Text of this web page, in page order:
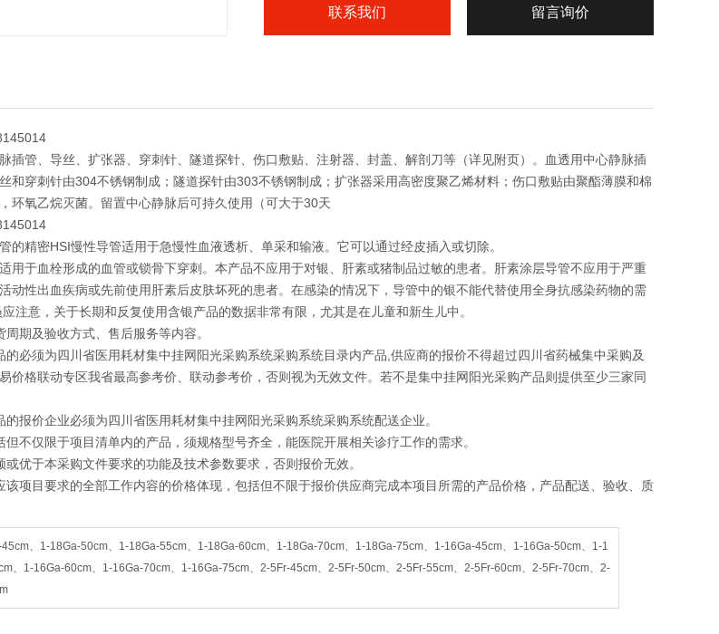
联系我们 留言询价
插管、导丝、扩张器、穿刺针、隧道探针、伤口敷贴、注射器、封盖、解剖刀等（详见附页）。血透用中心静脉插
和穿刺针由304不锈钢制成；隧道探针由303不锈钢制成；扩张器采用高密度聚乙烯材料；伤口敷贴由聚酯薄膜和棉
环氧乙烷灭菌。留置中心静脉后可持久使用（可大于30天
的精密HSI慢性导管适用于急慢性血液透析、单采和输液。它可以通过经皮插入或切除。
用于血栓形成的血管或锁骨下穿刺。本产品不应用于对银、肝素或猪制品过敏的患者。肝素涂层导管不应用于严重
动性出血疾病或先前使用肝素后皮肤坏死的患者。在感染的情况下，导管中的银不能代替使用全身抗感染药物的需
注意，关于长期和反复使用含银产品的数据非常有限，尤其是在儿童和新生儿中。
期及验收方式、售后服务等内容。
的必须为四川省医用耗材集中挂网阳光采购系统采购系统目录内产品,供应商的报价不得超过四川省药械集中采购及
价格联动专区我省最高参考价、联动参考价，否则视为无效文件。若不是集中挂网阳光采购产品则提供至少三家同
报价企业必须为四川省医用耗材集中挂网阳光采购系统采购系统配送企业。
不仅限于项目清单内的产品，须规格型号齐全，能医院开展相关诊疗工作的需求。
优于本采购文件要求的功能及技术参数要求，否则报价无效。
该项目要求的全部工作内容的价格体现，包括但不限于报价供应商完成本项目所需的产品价格，产品配送、验收、质
、1-18Ga-50cm、1-18Ga-55cm、1-18Ga-60cm、1-18Ga-70cm、1-18Ga-75cm、1-16Ga-45cm、1-16Ga-50cm、1-1
、1-16Ga-60cm、1-16Ga-70cm、1-16Ga-75cm、2-5Fr-45cm、2-5Fr-50cm、2-5Fr-55cm、2-5Fr-60cm、2-5Fr-70cm、2-